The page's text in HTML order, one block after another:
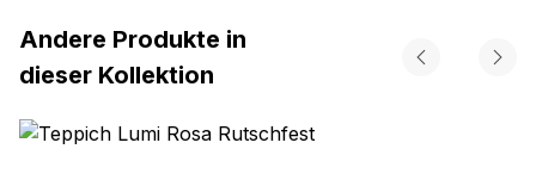
Andere Produkte in
dieser Kollektion